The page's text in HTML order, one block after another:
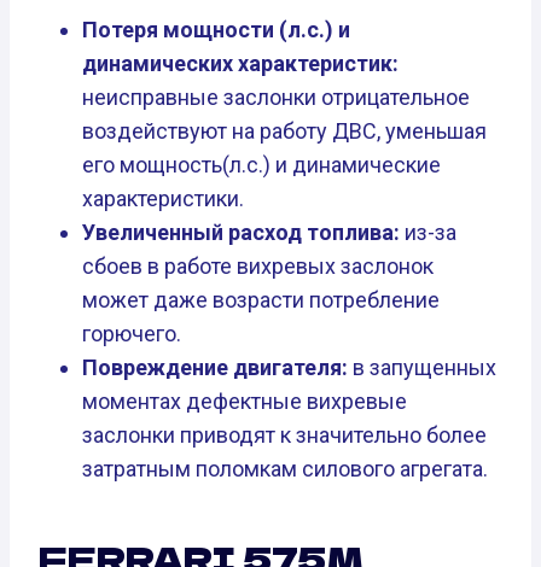
Потеря мощности (л.с.) и
динамических характеристик:
неисправные заслонки отрицательное
воздействуют на работу ДВС, уменьшая
его мощность(л.с.) и динамические
характеристики.
Увеличенный расход топлива: из-за
сбоев в работе вихревых заслонок
может даже возрасти потребление
горючего.
Повреждение двигателя: в запущенных
моментах дефектные вихревые
заслонки приводят к значительно более
затратным поломкам силового агрегата.